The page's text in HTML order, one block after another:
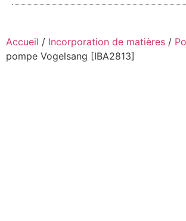
Accueil / Incorporation de matières /
pompe Vogelsang [IBA2813]